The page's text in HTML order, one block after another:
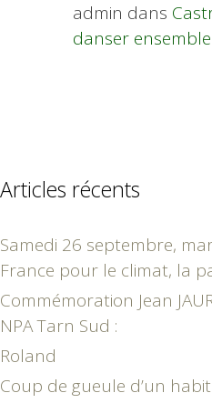
admin dans
danser ensemble
Articles récents
Samedi 26 septembre,
France pour le climat, la
Commémoration Jean
NPA Tarn Sud :
Roland
Coup de gueule d’un